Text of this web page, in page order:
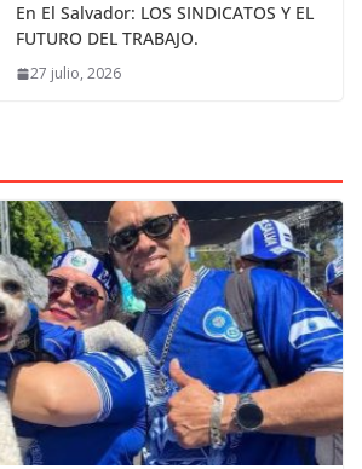
En El Salvador: LOS SINDICATOS Y EL
FUTURO DEL TRABAJO.
27 julio, 2026